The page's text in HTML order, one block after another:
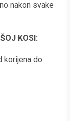
nakon svake
KOSI:
korijena do